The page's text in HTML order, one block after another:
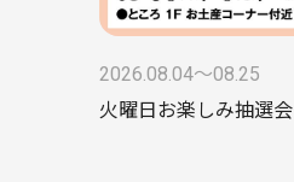
2026.08.04〜08.25
火曜日お楽しみ抽選会